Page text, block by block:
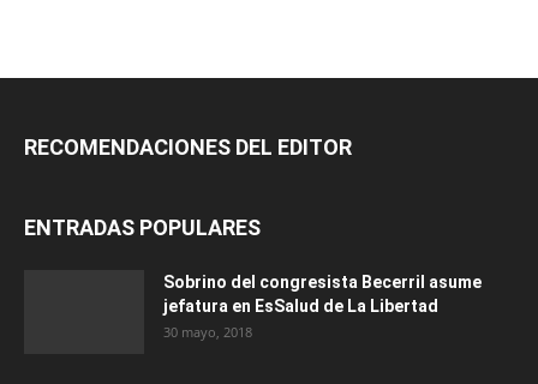
RECOMENDACIONES DEL EDITOR
ENTRADAS POPULARES
Sobrino del congresista Becerril asume
jefatura en EsSalud de La Libertad
30 mayo, 2018